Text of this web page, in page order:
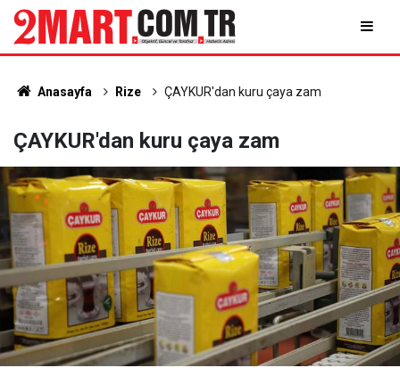
Anasayfa Rize ÇAYKUR'dan kuru çaya zam
ÇAYKUR'dan kuru çaya zam